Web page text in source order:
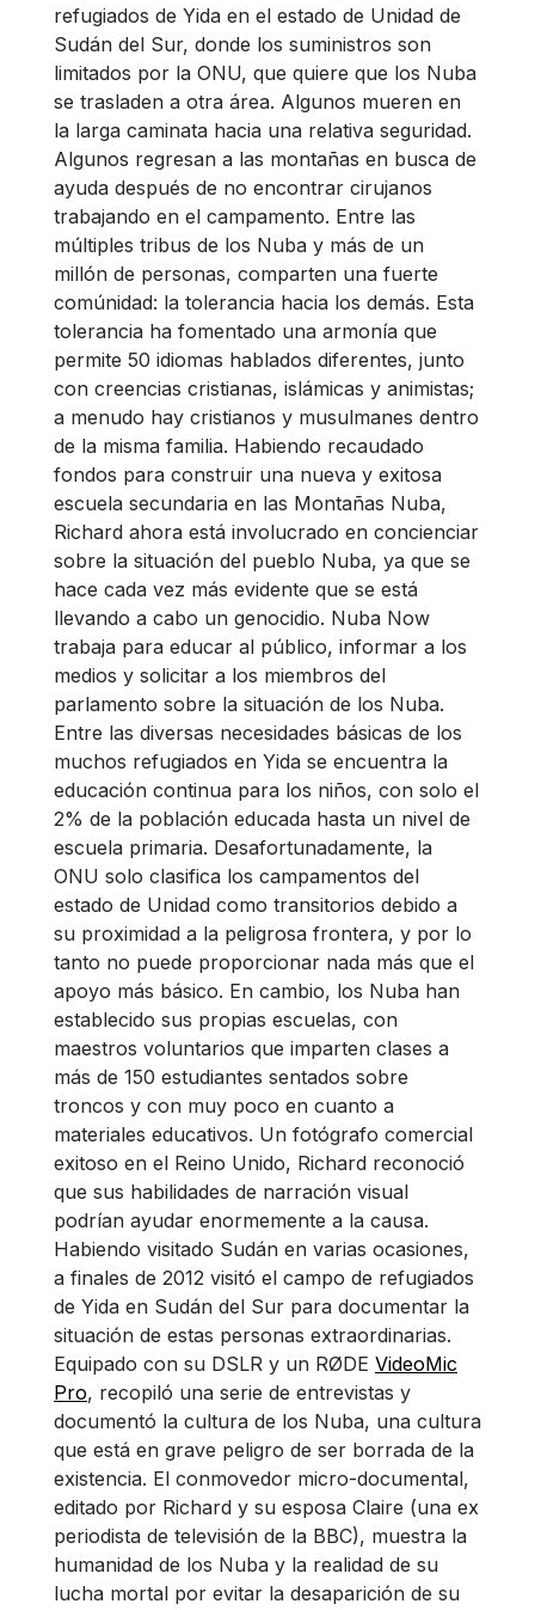
refugiados de Yida en el estado de Unidad de
Sudán del Sur, donde los suministros son
limitados por la ONU, que quiere que los Nuba
se trasladen a otra área. Algunos mueren en
la larga caminata hacia una relativa seguridad.
Algunos regresan a las montañas en busca de
ayuda después de no encontrar cirujanos
trabajando en el campamento. Entre las
múltiples tribus de los Nuba y más de un
millón de personas, comparten una fuerte
comúnidad: la tolerancia hacia los demás. Esta
tolerancia ha fomentado una armonía que
permite 50 idiomas hablados diferentes, junto
con creencias cristianas, islámicas y animistas;
a menudo hay cristianos y musulmanes dentro
de la misma familia. Habiendo recaudado
fondos para construir una nueva y exitosa
escuela secundaria en las Montañas Nuba,
Richard ahora está involucrado en concienciar
sobre la situación del pueblo Nuba, ya que se
hace cada vez más evidente que se está
llevando a cabo un genocidio. Nuba Now
trabaja para educar al público, informar a los
medios y solicitar a los miembros del
parlamento sobre la situación de los Nuba.
Entre las diversas necesidades básicas de los
muchos refugiados en Yida se encuentra la
educación continua para los niños, con solo el
2% de la población educada hasta un nivel de
escuela primaria. Desafortunadamente, la
ONU solo clasifica los campamentos del
estado de Unidad como transitorios debido a
su proximidad a la peligrosa frontera, y por lo
tanto no puede proporcionar nada más que el
apoyo más básico. En cambio, los Nuba han
establecido sus propias escuelas, con
maestros voluntarios que imparten clases a
más de 150 estudiantes sentados sobre
troncos y con muy poco en cuanto a
materiales educativos. Un fotógrafo comercial
exitoso en el Reino Unido, Richard reconoció
que sus habilidades de narración visual
podrían ayudar enormemente a la causa.
Habiendo visitado Sudán en varias ocasiones,
a finales de 2012 visitó el campo de refugiados
de Yida en Sudán del Sur para documentar la
situación de estas personas extraordinarias.
Equipado con su DSLR y un RØDE VideoMic
Pro, recopiló una serie de entrevistas y
documentó la cultura de los Nuba, una cultura
que está en grave peligro de ser borrada de la
existencia. El conmovedor micro-documental,
editado por Richard y su esposa Claire (una ex
periodista de televisión de la BBC), muestra la
humanidad de los Nuba y la realidad de su
lucha mortal por evitar la desaparición de su